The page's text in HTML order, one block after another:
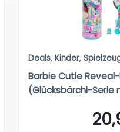
Deals, Kinder,
Barbie Cutie
(Glücksbärchi-Serie